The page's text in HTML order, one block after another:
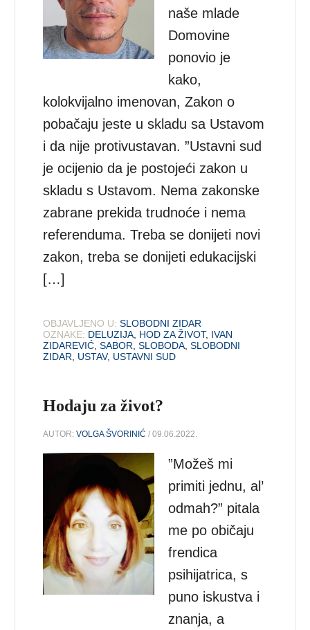
naše mlade
Domovine
ponovio je
kako,
kolokvijalno imenovan, Zakon o
pobačaju jeste u skladu sa Ustavom
i da nije protivustavan. ”Ustavni sud
je ocijenio da je postojeći zakon u
skladu s Ustavom. Nema zakonske
zabrane prekida trudnoće i nema
referenduma. Treba se donijeti novi
zakon, treba se donijeti edukacijski
[…]
OBJAVLJENO U: SLOBODNI ZIDAR
OZNAKE: DELUZIJA HOD ZA ŽIVOT, IVAN
ZIDAREVIĆ ,SABOR ,SLOBODA ,SLOBODNI
ZIDAR
USTAV, USTAVNI SUD
Hodaju za život?
AUTOR:VOLGA ŠVORINIĆ / 09.06.2022.
”Možeš mi
primiti jednu, al’
odmah?” pitala
me po običaju
frendica
psihijatrica, s
puno iskustva i
znanja, a